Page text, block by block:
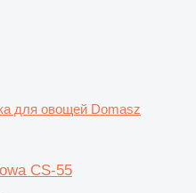
для овощей Domasz
CS-55